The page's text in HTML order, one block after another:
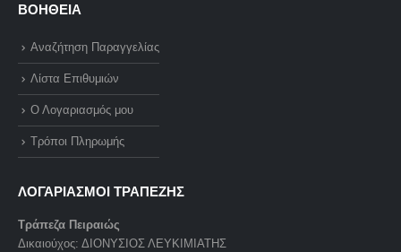
ΒΟΗΘΕΙΑ
Αναζήτηση Παραγγελίας
Λίστα Επιθυμιών
Ο Λογαριασμός μου
Τρόποι Πληρωμής
ΛΟΓΑΡΙΑΣΜΟΙ ΤΡΑΠΕΖΗΣ
Τράπεζα Πειραιώς
Δικαιούχος: ΔΙΟΝΥΣΙΟΣ ΛΕΥΚΙΜΙΑΤΗΣ